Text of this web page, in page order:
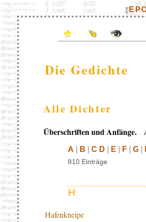
[
Die Gedichte
Alle Dichter
Überschriften und Anfänge.
A B C D E F G
810 Einträge
H
Hafenkneipe